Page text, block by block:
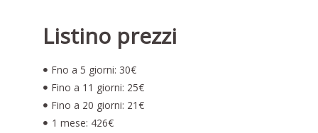
Listino prezzi
Fno a 5 giorni: 30€
Fino a 11 giorni: 25€
Fino a 20 giorni: 21€
1 mese: 426€